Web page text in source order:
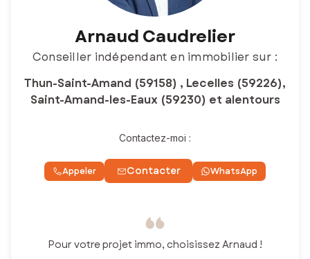
Arnaud Caudrelier
Conseiller indépendant en immobilier sur :
Thun-Saint-Amand (59158) , Lecelles (59226),
Saint-Amand-les-Eaux (59230) et alentours
Contactez-moi :
Appeler Contacter WhatsApp
Pour votre projet immo, choisissez Arnaud !